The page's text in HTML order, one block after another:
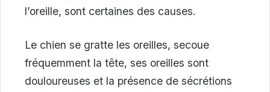
l’oreille, sont certaines des causes.
Le chien se gratte les oreilles, secoue
fréquemment la tête, ses oreilles sont
douloureuses et la présence de sécrétions